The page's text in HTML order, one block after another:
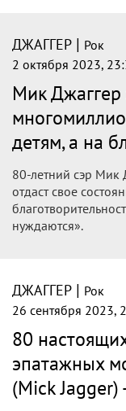
ДЖАГГЕР | Рок
2 октября 2023,
Мик
детям, а на
80-летний сэр Мик
отдаст свое
нуждаются».
ДЖАГГЕР | Рок
26 сентября 2023,
80
эпатажных
(Mick Jagger)